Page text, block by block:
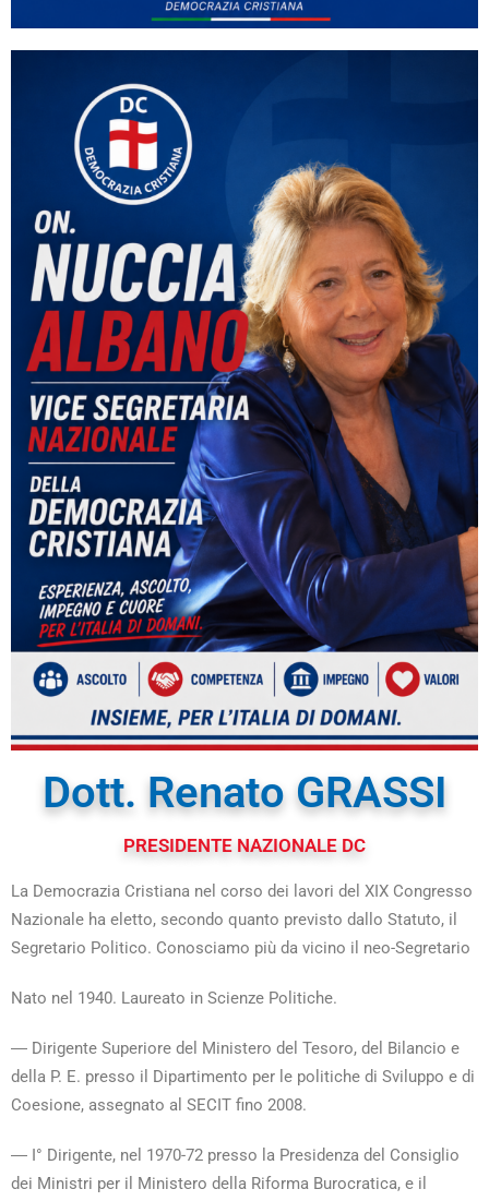
Dott. Renato GRASSI
PRESIDENTE NAZIONALE DC
La Democrazia Cristiana nel corso dei lavori del XIX Congresso
Nazionale ha eletto, secondo quanto previsto dallo Statuto, il
Segretario Politico. Conosciamo più da vicino il neo-Segretario
Nato nel 1940. Laureato in Scienze Politiche.
― Dirigente Superiore del Ministero del Tesoro, del Bilancio e
della P. E. presso il Dipartimento per le politiche di Sviluppo e di
Coesione, assegnato al SECIT fino 2008.
― I° Dirigente, nel 1970-72 presso la Presidenza del Consiglio
dei Ministri per il Ministero della Riforma Burocratica, e il